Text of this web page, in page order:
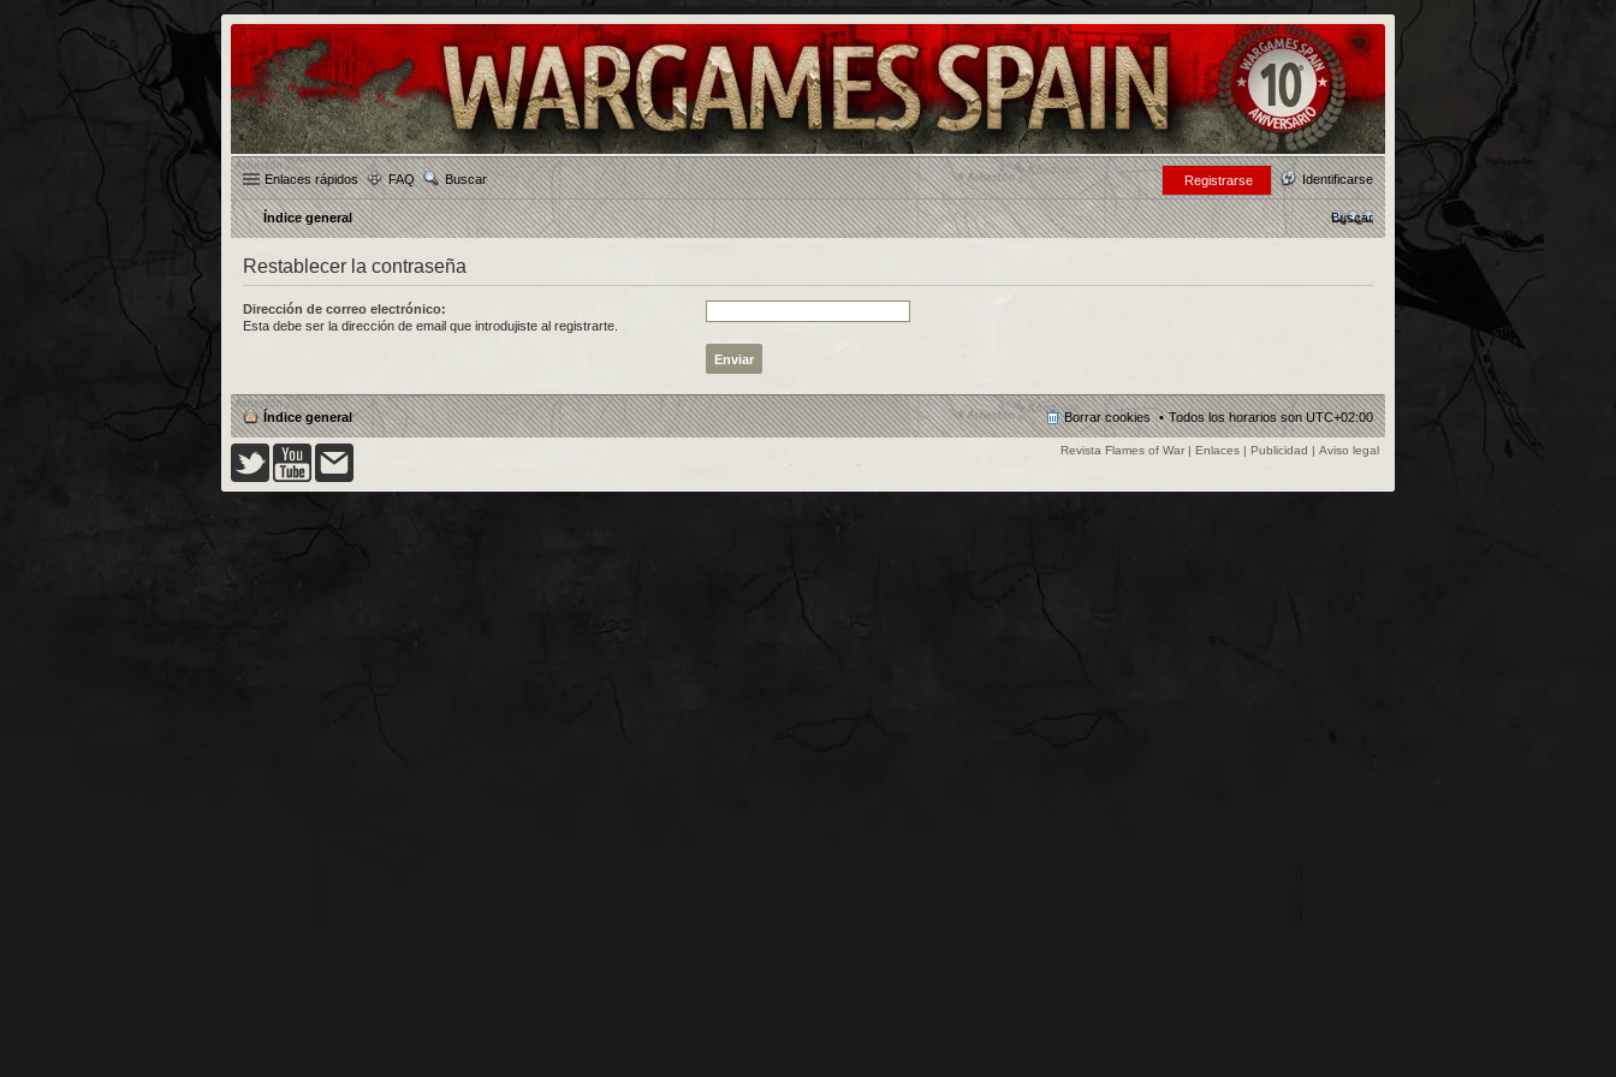
Enlaces rápidos FAQ Buscar Identificarse
Registrarse
Índice general Buscar
Restablecer la contraseña
Dirección de correo electrónico:
Esta debe ser la dirección de email que introdujiste al registrarte.
Índice general Todos los horarios sonUTC+02:00
Borrar cookies
Revista Flames of War | Enlaces | Publicidad | Aviso legal